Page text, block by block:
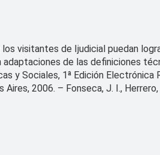
visitantes de Ijudicial puedan
de las definiciones
y Sociales, 1ª Edición Electrónica
Aires, 2006. – Fonseca, J. I.,